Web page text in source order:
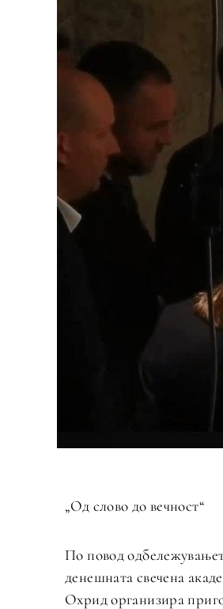
„Од слово до вечност“
По повод
денешната свечена
Охрид организира